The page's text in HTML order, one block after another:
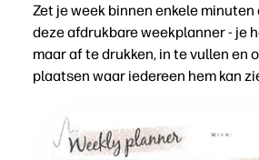
Zet je week binnen enkele minuten
deze afdrukbare weekplanner - je
maar af te drukken, in te vullen en
plaatsen waar iedereen hem kan
Installatie zonder
Duidelijke wekelijkse